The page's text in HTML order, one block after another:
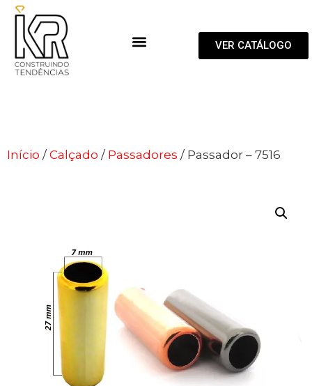
VER CATÁLOGO
Início /Calçado / Passadores / Passador – 7516